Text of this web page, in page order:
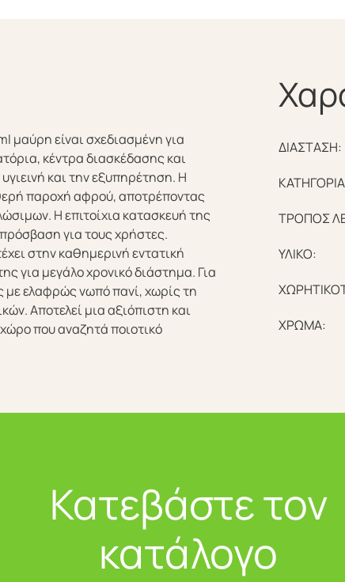
είναι σχεδιασμένη για
κέντρα διασκέδασης και
και την εξυπηρέτηση. Η
παροχή αφρού, αποτρέποντας
Η επιτοίχια κατασκευή της
για τους χρήστες.
στην καθημερινή εντατική
για μεγάλο χρονικό διάστημα. Για
ελαφρώς νωπό πανί, χωρίς τη
Αποτελεί μια αξιόπιστη και
που αναζητά ποιοτικό
ΔΙΑΣΤΑΣΗ:
ΤΡΟΠΟΣ
ΥΛΙΚΟ:
ΧΡΩΜΑ:
Κατεβάστε τον
κατάλογο